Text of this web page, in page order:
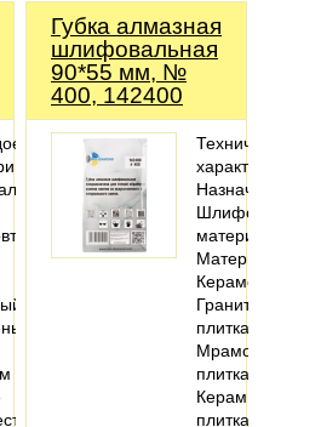
Губка алмазная
шлифовальная
90*55 мм, №
400, 142400
Технические
характеристики
Назначение:
Шлифовать
материал
Материалы:
Керамогранит;
Гранитная
плитка;
Мраморная
плитка;
Керамическая
плитка